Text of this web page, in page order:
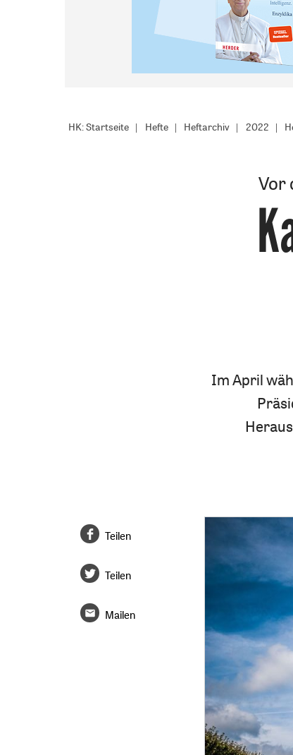
HK: Startseite Hefte Heftarchiv 2022
Vor
Im April
Teilen
Teilen
Mailen